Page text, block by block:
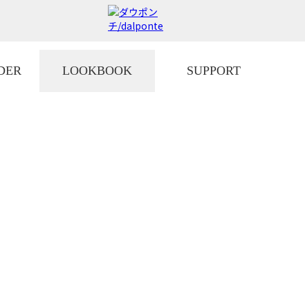
LOOKBOOK SUPPORT